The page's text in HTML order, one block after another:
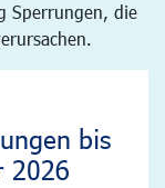
Sperrungen, die
bis
2026